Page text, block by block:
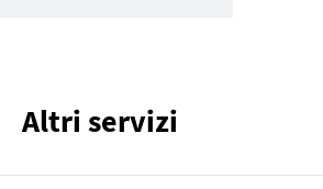
Altri servizi